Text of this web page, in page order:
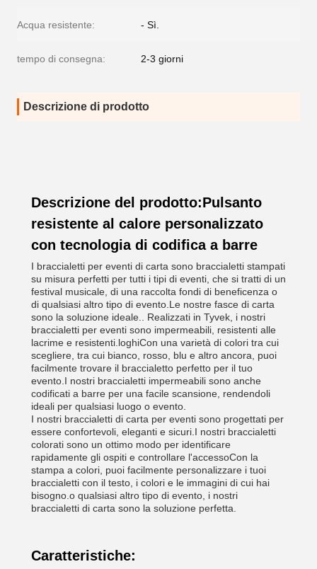
Acqua resistente: - Sì.
tempo di consegna: 2-3 giorni
Descrizione di prodotto
Descrizione del prodotto:Pulsanto
resistente al calore personalizzato
con tecnologia di codifica a barre
I braccialetti per eventi di carta sono braccialetti stampati
su misura perfetti per tutti i tipi di eventi, che si tratti di un
festival musicale, di una raccolta fondi di beneficenza o
di qualsiasi altro tipo di evento.Le nostre fasce di carta
sono la soluzione ideale.. Realizzati in Tyvek, i nostri
braccialetti per eventi sono impermeabili, resistenti alle
lacrime e resistenti.loghiCon una varietà di colori tra cui
scegliere, tra cui bianco, rosso, blu e altro ancora, puoi
facilmente trovare il braccialetto perfetto per il tuo
evento.I nostri braccialetti impermeabili sono anche
codificati a barre per una facile scansione, rendendoli
ideali per qualsiasi luogo o evento.
I nostri braccialetti di carta per eventi sono progettati per
essere confortevoli, eleganti e sicuri.I nostri braccialetti
colorati sono un ottimo modo per identificare
rapidamente gli ospiti e controllare l'accessoCon la
stampa a colori, puoi facilmente personalizzare i tuoi
braccialetti con il testo, i colori e le immagini di cui hai
bisogno.o qualsiasi altro tipo di evento, i nostri
braccialetti di carta sono la soluzione perfetta.
Caratteristiche: